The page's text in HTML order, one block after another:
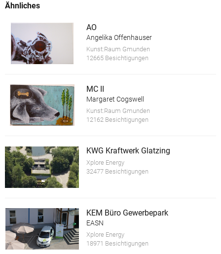
Ähnliches
AO
Angelika Offenhauser
Kunst:Raum Gmunden
12665 Besichtigungen
MC II
Margaret Cogswell
Kunst:Raum Gmunden
12162 Besichtigungen
KWG Kraftwerk Glatzing
Xplore Energy
32477 Besichtigungen
KEM Büro Gewerbepark
EASN
Xplore Energy
18971 Besichtigungen